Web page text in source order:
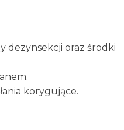
dezynsekcji oraz środki
korygujące.